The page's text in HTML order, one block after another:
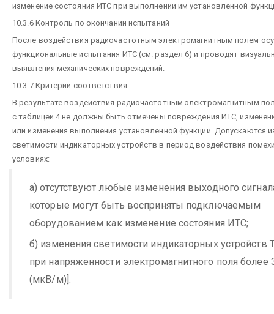
изменение состояния ИТС при выполнении им установленной
10.3.6 Контроль по окончании испытаний
После воздействия радиочастотным электромагнитным полем
функциональные испытания ИТС (см. раздел 6) и проводят
выявления механических повреждений.
10.3.7 Критерий соответствия
В результате воздействия радиочастотным электромагнитным
с таблицей 4 не должны быть отмечены повреждения ИТС,
или изменения выполнения установленной функции. Допускаются
светимости индикаторных устройств в период воздействия
условиях:
а) отсутствуют любые изменения выходного
которые могут быть восприняты подключаемым
оборудованием как изменение состояния ИТС;
б) изменения светимости индикаторных устройств
при напряженности электромагнитного поля
(мкВ/м)].